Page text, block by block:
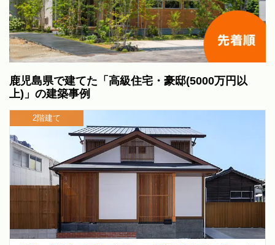
鹿児島県で建てた「高級住宅・豪邸(5000万円以
上)」の建築事例
2階建て